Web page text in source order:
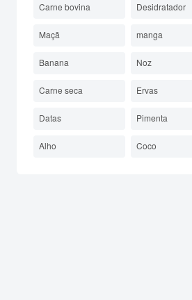
Carne bovina Desidratador
Maçã manga
Banana Noz
Carne seca Ervas
Datas Pimenta
Alho Coco